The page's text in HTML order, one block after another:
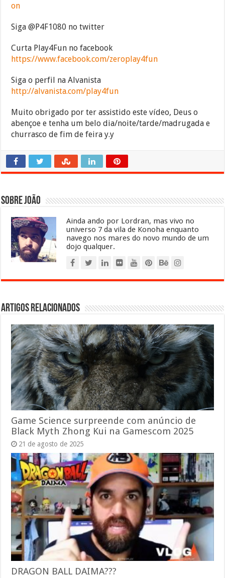
on
Siga @P4F1080 no twitter
Curta Play4Fun no facebook
https://www.facebook.com/zeroplay4fun
Siga o perfil na Alvanista
http://alvanista.com/play4fun
Muito obrigado por ter assistido este vídeo, Deus o
abençoe e tenha um belo dia/noite/tarde/madrugada e
churrasco de fim de feira y.y
Sobre João
Ainda ando por Lordran, mas vivo no
universo 7 da vila de Konoha enquanto
navego nos mares do novo mundo de um
dojo qualquer.
Artigos relacionados
Game Science surpreende com anúncio de
Black Myth Zhong Kui na Gamescom 2025
21 de agosto de 2025
DRAGON BALL DAIMA???